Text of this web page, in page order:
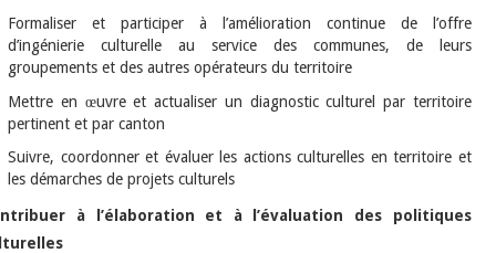
Formaliser et participer à l’amélioration continue de l’offre
d’ingénierie culturelle au service des communes, de leurs
groupements et des autres opérateurs du territoire
Mettre en œuvre et actualiser un diagnostic culturel par territoire
pertinent et par canton
Suivre, coordonner et évaluer les actions culturelles en territoire et
les démarches de projets culturels
à l’élaboration et à l’évaluation des politiques